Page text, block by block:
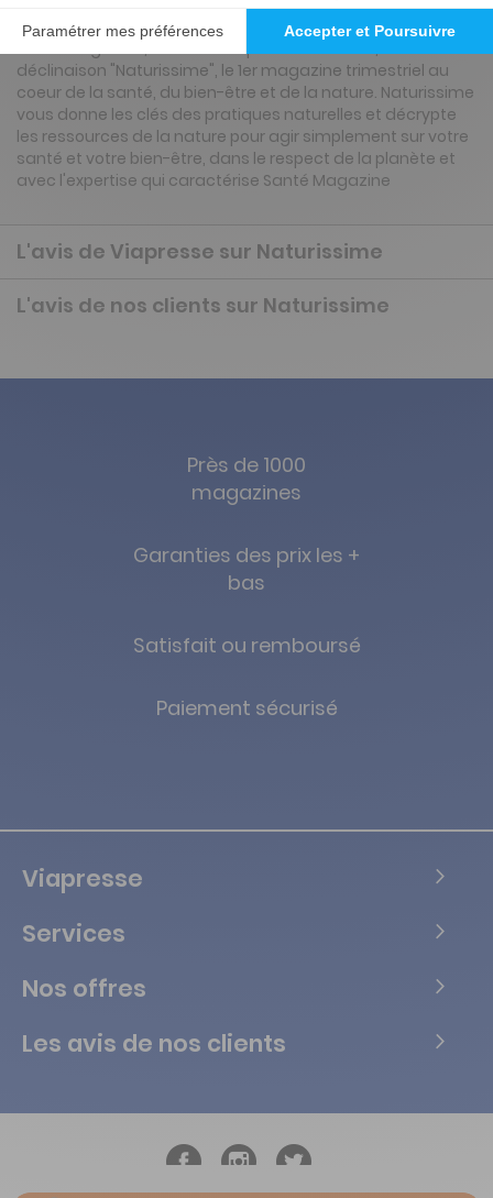
déclinaison "Naturissime", le 1er magazine trimestriel au
coeur de la santé, du bien-être et de la nature. Naturissime
vous donne les clés des pratiques naturelles et décrypte
les ressources de la nature pour agir simplement sur votre
santé et votre bien-être, dans le respect de la planète et
avec l'expertise qui caractérise Santé Magazine
L'avis de Viapresse sur Naturissime
L'avis de nos clients sur Naturissime
Près de 1000
magazines
Garanties des prix les +
bas
Satisfait ou remboursé
Paiement sécurisé
Viapresse
Services
Nos offres
Les avis de nos clients